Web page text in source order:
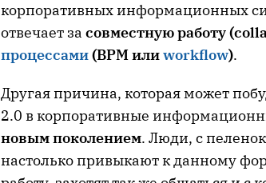
корпоративных информационных
отвечает за совместную работу
процессами(BPM илиworkflow).
Другая причина, которая может
2.0 в корпоративные
новым поколением. Люди, с
настолько привыкают к данному